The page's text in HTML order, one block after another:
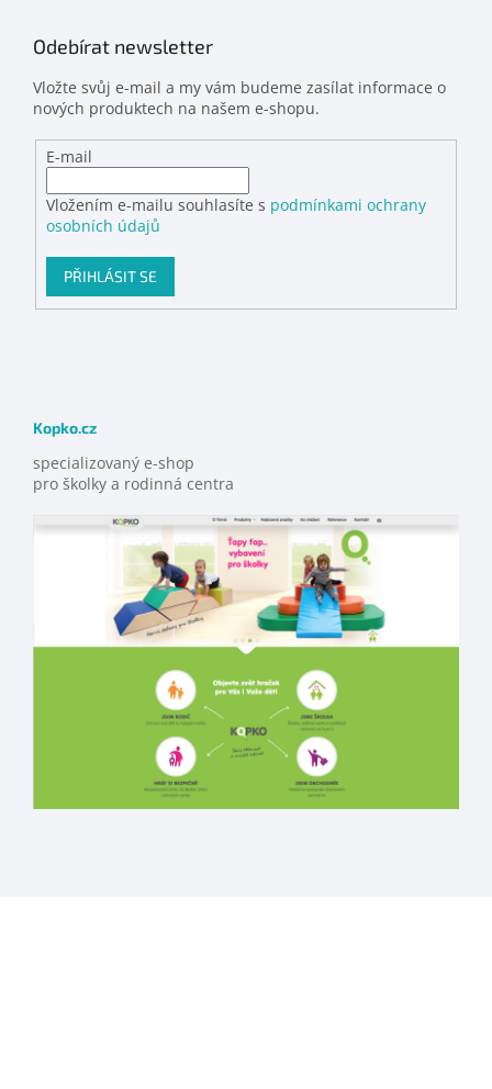
Odebírat newsletter
Vložte svůj e-mail a my vám budeme zasílat informace o
nových produktech na našem e-shopu.
E-mail
Vložením e-mailu souhlasíte s podmínkami ochrany
osobních údajů
PŘIHLÁSIT SE
Kopko.cz
specializovaný e-shop
pro školky a rodinná centra